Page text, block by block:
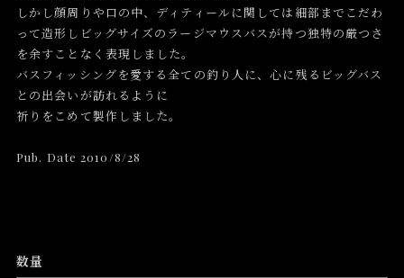
しかし顔周りや口の中、ディティールに関しては細部までこだわ
って造形しビッグサイズのラージマウスバスが持つ独特の厳つさ
を余すことなく表現しました。
バスフィッシングを愛する全ての釣り人に、心に残るビッグバス
との出会いが訪れるように
祈りをこめて製作しました。
Pub. Date 2010/8/28
数量